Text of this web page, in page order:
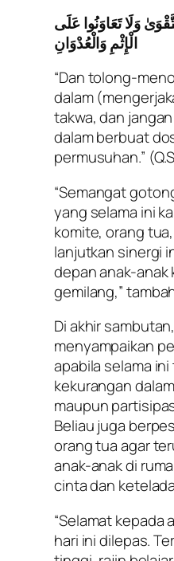
وَلَا تَعَاوَنُوا عَلَى
الْإِثْمِ وَالْعُدْوَانِ
“Dan tolong-
dalam
takwa, dan
dalam berbuat
permusuhan.”
“Semangat
yang selama ini
komite, orang
lanjutkan sinergi
depan anak-anak
gemilang,”
Di akhir
menyampaikan
apabila selama
kekurangan
maupun
Beliau juga
orang tua agar
anak-anak di
cinta dan
“Selamat kepada
hari ini dilepas.